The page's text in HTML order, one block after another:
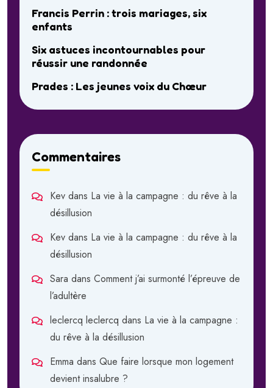
Francis Perrin : trois mariages, six
enfants
Six astuces incontournables pour
réussir une randonnée
Prades : Les jeunes voix du Chœur
Commentaires
Kev dans La vie à la campagne : du rêve à la
désillusion
Kev dans La vie à la campagne : du rêve à la
désillusion
Sara dans Comment j’ai surmonté l’épreuve de
l’adultère
leclercq leclercq dans La vie à la campagne :
du rêve à la désillusion
Emma dans Que faire lorsque mon logement
devient insalubre ?